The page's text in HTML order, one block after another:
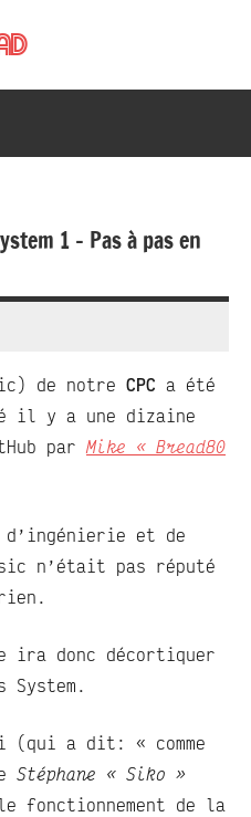
1 – Pas à pas en
de notre CPC a été
il y a une dizaine
par Mike « Bread80
d’ingénierie et de
n’était pas réputé
ira donc décortiquer
System.
(qui a dit: « comme
Stéphane « Siko »
fonctionnement de la